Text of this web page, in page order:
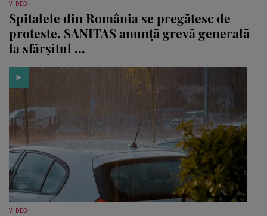
VIDEO
Spitalele din România se pregătesc de
proteste. SANITAS anunță grevă generală
la sfârșitul ...
VIDEO